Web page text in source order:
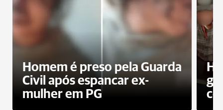
Homem é preso pela Guarda
Civil após espancar ex-
mulher em PG